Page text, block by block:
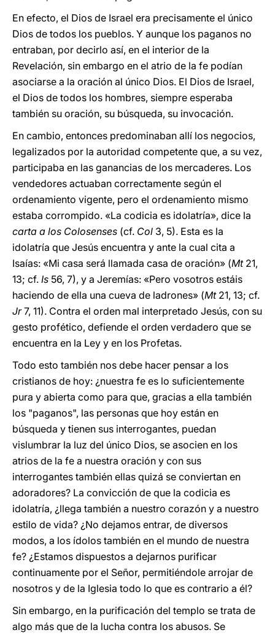
En efecto, el Dios de Israel era precisamente el único
Dios de todos los pueblos. Y aunque los paganos no
entraban, por decirlo así, en el interior de la
Revelación, sin embargo en el atrio de la fe podían
asociarse a la oración al único Dios. El Dios de Israel,
el Dios de todos los hombres, siempre esperaba
también su oración, su búsqueda, su invocación.
En cambio, entonces predominaban allí los negocios,
legalizados por la autoridad competente que, a su vez,
participaba en las ganancias de los mercaderes. Los
vendedores actuaban correctamente según el
ordenamiento vigente, pero el ordenamiento mismo
estaba corrompido. «La codicia es idolatría», dice la
carta a los Colosenses (cf. Col 3, 5). Esta es la
idolatría que Jesús encuentra y ante la cual cita a
Isaías: «Mi casa será llamada casa de oración» (Mt21,
13; cf. Is 56, 7), y a Jeremías: «Pero vosotros estáis
haciendo de ella una cueva de ladrones» (Mt21, 13; cf.
Jr7, 11). Contra el orden mal interpretado Jesús, con su
gesto profético, defiende el orden verdadero que se
encuentra en la Ley y en los Profetas.
Todo esto también nos debe hacer pensar a los
cristianos de hoy: ¿nuestra fe es lo suficientemente
pura y abierta como para que, gracias a ella también
los "paganos", las personas que hoy están en
búsqueda y tienen sus interrogantes, puedan
vislumbrar la luz del único Dios, se asocien en los
atrios de la fe a nuestra oración y con sus
interrogantes también ellas quizá se conviertan en
adoradores? La convicción de que la codicia es
idolatría, ¿llega también a nuestro corazón y a nuestro
estilo de vida? ¿No dejamos entrar, de diversos
modos, a los ídolos también en el mundo de nuestra
fe? ¿Estamos dispuestos a dejarnos purificar
continuamente por el Señor, permitiéndole arrojar de
nosotros y de la Iglesia todo lo que es contrario a él?
Sin embargo, en la purificación del templo se trata de
algo más que de la lucha contra los abusos. Se